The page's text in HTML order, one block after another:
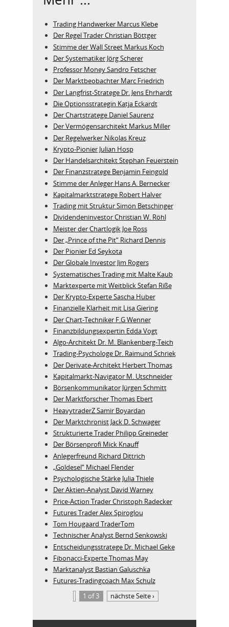
Trading Handwerker Marcus Klebe
Der Regel Trader Christian Böttger
Stimme der Wall Street Markus Koch
Der Systematiker Jörg Scherer
Professor Money Sandro Fetscher
Der Marktbeobachter Marc Friedrich
Der Langfrist-Stratege Dr. Jens Ehrhardt
Die Optionsstrategin Katja Eckardt
Der Chartstratege Daniel Saurenz
Der Vermögensarchitekt Markus Miller
Der Regelwerker Nikolas Kreuz
Krypto-Pionier Julian Hosp
Der Handelsarchitekt Stephan Feuerstein
Der Finanzstratege Benjamin Feingold
Stimme der Anleger Hans A. Bernecker
Kapitalmarktstratege Robert Halver
Trading mit Struktur Simon Betschinger
Dividendeninvestor Christian W. Röhl
Meister der Chartlogik Joe Ross
Der „Prince of the Pit“ Richard Dennis
Der Pionier Ed Seykota
Der Globale Investor Jim Rogers
Systematisches Trading mit Malte Kaub
Marktexperte mit Weitblick Stefan Riße
Der Krypto-Experte Sascha Huber
Finanzielle Klarheit mit Lisa Giering
Der Chart-Techniker F.G Wenner
Finanzbildungsexpertin Edda Vogt
Algo‑Architekt Dr. M. Blankenberg‑Teich
Trading-Psychologe Dr. Raimund Schriek
Der Derivate‑Architekt Herbert Thomas
Kapitalmarkt-Navigator M. Utschneider
Börsenkommunikator Jürgen Schmitt
Der Marktforscher Thomas Ebert
HeavytraderZ Samir Boyardan
Der Marktchronist Jack D. Schwager
Strukturierte Trader Philipp Greineder
Der Börsenprofi Mick Knauff
Anlegerfreund Richard Dittrich
„Goldesel“ Michael Flender
Psychologische Stärke Julia Thiele
Der Aktien-Analyst David Warney
Price-Action Trader Christoph Radecker
Futures Trader Alex Spiroglou
Tom Hougaard TraderTom
Technischer Analyst Bernd Senkowski
Entscheidungsstratege Dr. Michael Geke
Fibonacci-Experte Thomas May
Marktanalyst Bastian Galuschka
Futures-Tradingcoach Max Schulz
1 of 3
nächste Seite ›